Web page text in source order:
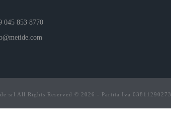
045 853 8770
srl All Rights Reserved © 2026 - Partita Iva 03811290273